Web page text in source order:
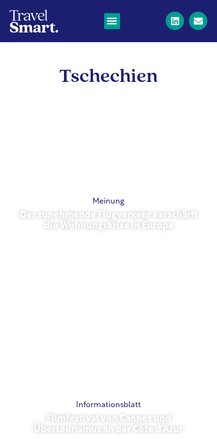
Tschechien
Meinung
Der zunehmende Flugverkehr verschärft
die Wohnungskrise in Europa
Informationsblatt
Filmfestival von Cannes und
Übertourismus an der Côte d'Azur